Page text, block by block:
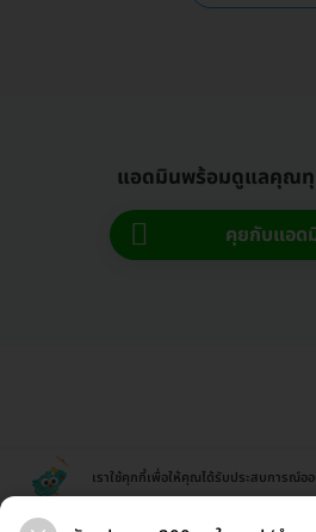
แอดมินพร้อมดูแลคุณทุ
คุยกับแอด
เราใช้คุกกี้เพื่อให้คุณได้รับประสบการณ์อ